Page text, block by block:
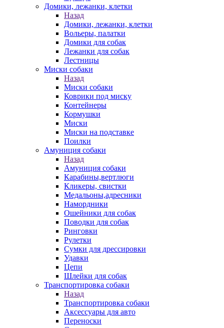
Домики, лежанки, клетки
Назад
Домики, лежанки, клетки
Вольеры, палатки
Домики для собак
Лежанки для собак
Лестницы
Миски собаки
Назад
Миски собаки
Коврики под миску
Контейнеры
Кормушки
Миски
Миски на подставке
Поилки
Амуниция собаки
Назад
Амуниция собаки
Карабины,вертлюги
Кликеры, свистки
Медальоны,адресники
Намордники
Ошейники для собак
Поводки для собак
Ринговки
Рулетки
Сумки для дрессировки
Удавки
Цепи
Шлейки для собак
Транспортировка собаки
Назад
Транспортировка собаки
Аксессуары для авто
Переноски